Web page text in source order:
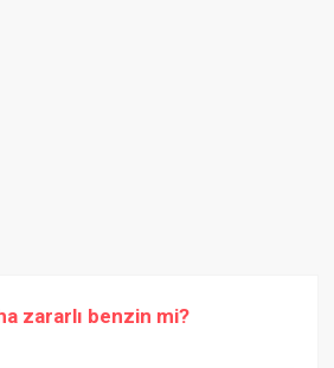
zararlı benzin mi?